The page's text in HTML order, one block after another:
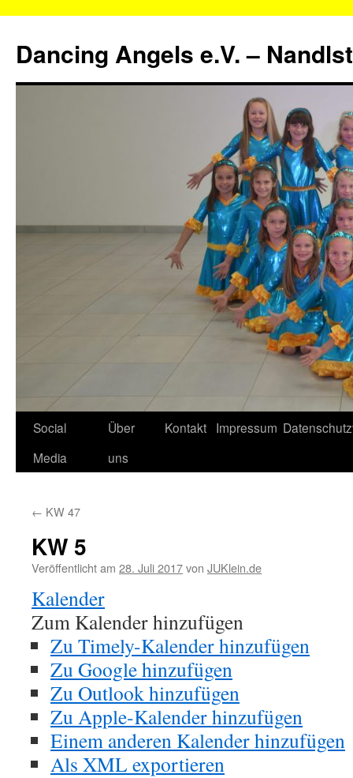
springen
Dancing Angels e.V. –
Social
Media
Über
uns
Kontakt Impressum
← KW 47
KW 5
Veröffentlicht am 28. Juli 2017von JUKlein.de
Kalender
Zum Kalender hinzufügen
Zu Timely-Kalender hinzufügen
Zu Google hinzufügen
Zu Outlook hinzufügen
Zu Apple-Kalender hinzufügen
Einem anderen Kalender hinzufügen
Als XML exportieren